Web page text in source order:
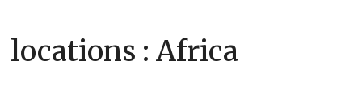
Où sommes-nous
locations : Africa